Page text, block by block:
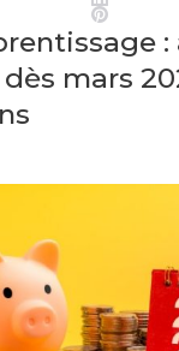
Pinterest
mars